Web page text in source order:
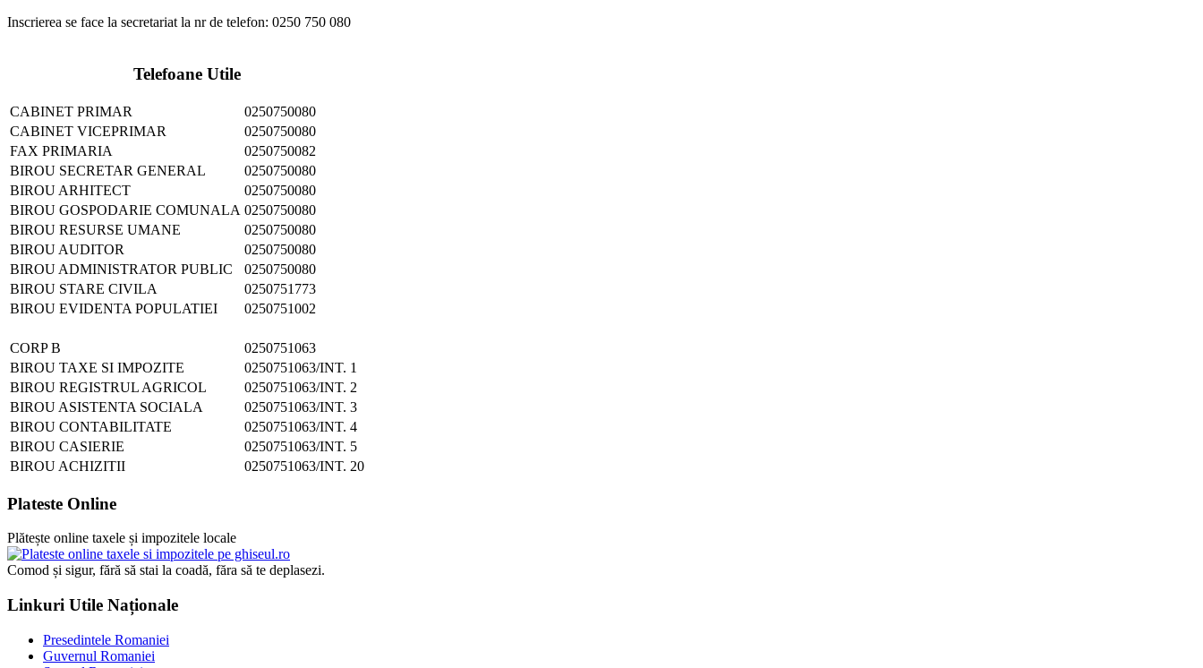
Inscrierea se face la secretariat la nr de telefon: 0250 750 080
Telefoane Utile
CABINET PRIMAR
0250750080
CABINET VICEPRIMAR
0250750080
FAX PRIMARIA
0250750082
BIROU SECRETAR GENERAL
0250750080
BIROU ARHITECT
0250750080
BIROU GOSPODARIE COMUNALA 0250750080
BIROU RESURSE UMANE
0250750080
BIROU AUDITOR
0250750080
BIROU ADMINISTRATOR PUBLIC
0250750080
BIROU STARE CIVILA
0250751773
BIROU EVIDENTA POPULATIEI
0250751002
CORP B
0250751063
BIROU TAXE SI IMPOZITE
0250751063/INT. 1
BIROU REGISTRUL AGRICOL
0250751063/INT. 2
BIROU ASISTENTA SOCIALA
0250751063/INT. 3
BIROU CONTABILITATE
0250751063/INT. 4
BIROU CASIERIE
0250751063/INT. 5
BIROU ACHIZITII
0250751063/INT. 20
Plateste Online
Plătește online taxele și impozitele locale
Comod și sigur, fără să stai la coadă, făra să te deplasezi.
Linkuri Utile Naționale
Presedintele Romaniei
Guvernul Romaniei